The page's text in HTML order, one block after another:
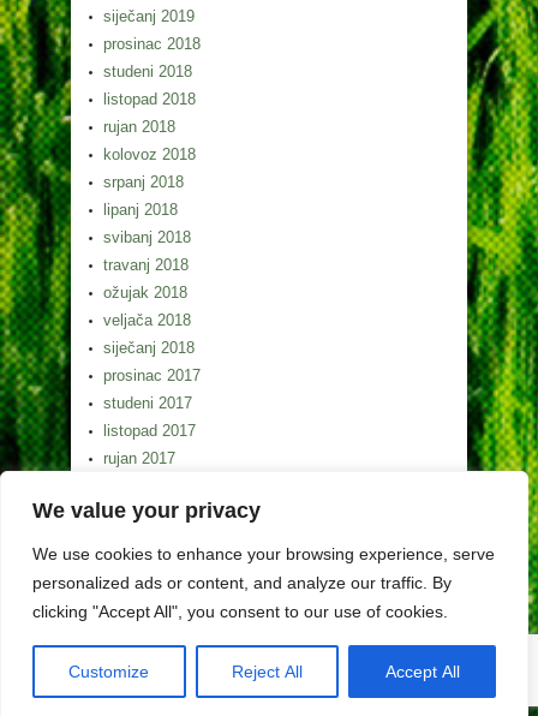
We value your privacy
We use cookies to enhance your browsing experience, serve
personalized ads or content, and analyze our traffic. By
clicking "Accept All", you consent to our use of cookies.
Customize Reject All Accept All
siječanj 2019
prosinac 2018
studeni 2018
listopad 2018
rujan 2018
kolovoz 2018
srpanj 2018
lipanj 2018
svibanj 2018
travanj 2018
ožujak 2018
veljača 2018
siječanj 2018
prosinac 2017
studeni 2017
listopad 2017
rujan 2017
srpanj 2017